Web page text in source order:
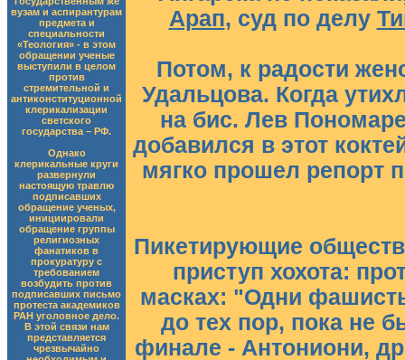
вузам и аспирантурам
предмета и
специальности
«Теология» - в этом
обращении ученые
выступили в целом
против
стремительной и
антиконституционной
клерикализации
светского
государства – РФ.
Однако
клерикальные круги
развернули
настоящую травлю
подписавших
обращение ученых,
инициировали
обращение группы
религиозных
фанатиков в
прокуратуру с
требованием
возбудить против
подписавших письмо
протеста академиков
РАН уголовное дело.
В этой связи нам
представляется
чрезвычайно
Арап, суд по делу
Потом, к радости
Удальцова. Когда
на бис. Лев
добавился в этот
мягко прошел репорт
Пикетирующие
приступ хохота:
масках: "Одни
до тех пор, пока не
финале - Антониони,